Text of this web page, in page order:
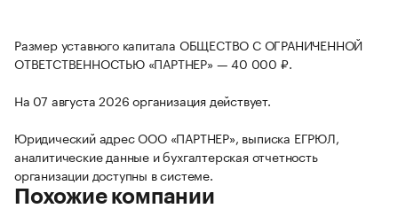
Размер уставного капитала ОБЩЕСТВО С ОГРАНИЧЕННОЙ
ОТВЕТСТВЕННОСТЬЮ «ПАРТНЕР» — 40 000 ₽.
На 07 августа 2026 организация действует.
Юридический адрес ООО «ПАРТНЕР», выписка ЕГРЮЛ,
аналитические данные и бухгалтерская отчетность
организации доступны в системе.
Похожие компании